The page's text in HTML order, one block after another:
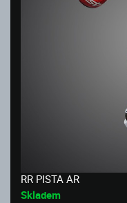
RR PISTA AR
Skladem